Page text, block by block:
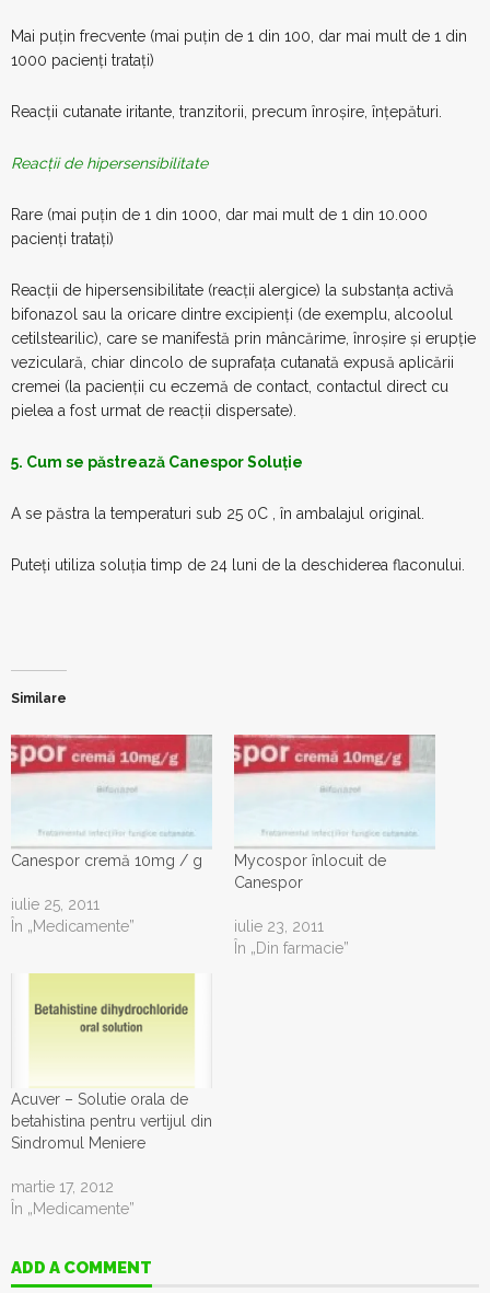
Mai puțin frecvente (mai puțin de 1 din 100, dar mai mult de 1 din
1000 pacienți tratați)
Reacții cutanate iritante, tranzitorii, precum înroșire, înțepături.
Reacții de hipersensibilitate
Rare (mai puțin de 1 din 1000, dar mai mult de 1 din 10.000
pacienți tratați)
Reacții de hipersensibilitate (reacții alergice) la substanța activă
bifonazol sau la oricare dintre excipienți (de exemplu, alcoolul
cetilstearilic), care se manifestă prin mâncărime, înroșire și erupție
veziculară, chiar dincolo de suprafața cutanată expusă aplicării
cremei (la pacienții cu eczemă de contact, contactul direct cu
pielea a fost urmat de reacții dispersate).
5. Cum se păstrează Canespor Soluție
A se păstra la temperaturi sub 25 0C , în ambalajul original.
Puteți utiliza soluția timp de 24 luni de la deschiderea flaconului.
Similare
Canespor cremă 10mg / g
iulie 25, 2011
În „Medicamente”
Mycospor înlocuit de
Canespor
iulie 23, 2011
În „Din farmacie”
Acuver – Solutie orala de
betahistina pentru vertijul din
Sindromul Meniere
martie 17, 2012
În „Medicamente”
ADD A COMMENT